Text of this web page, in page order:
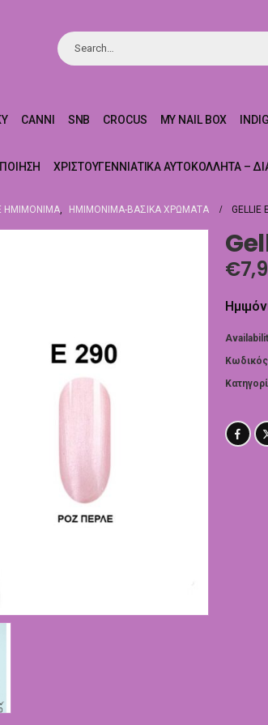
CANNI SNB CROCUS MY NAIL BOX
ΧΡΙΣΤΟΥΓΕΝΝΙΆΤΙΚΑ ΑΥΤΟΚΌΛΛΗΤΑ –
ΗΜΙΜΌΝΙΜΑ, ΗΜΙΜΌΝΙΜΑ-ΒΑΣΙΚΆ ΧΡΏΜΑΤΑ GELLIE
€